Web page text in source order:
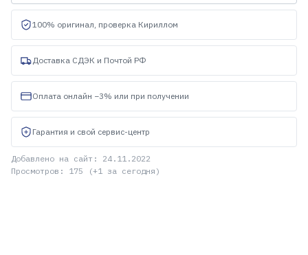
100% оригинал, проверка Кириллом
Доставка СДЭК и Почтой РФ
Оплата онлайн −3% или при получении
Гарантия и свой сервис-центр
Добавлено на сайт: 24.11.2022
Просмотров: 175 (+1 за сегодня)